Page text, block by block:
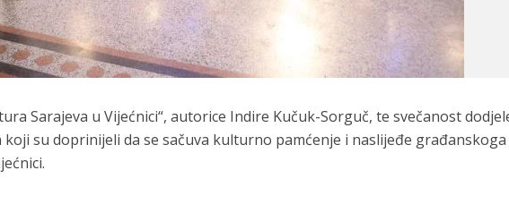
Sarajeva u Vijećnici“, autorice Indire Kučuk-Sorguč, te svečanost
koji su doprinijeli da se sačuva kulturno pamćenje i naslijeđe građanskoga